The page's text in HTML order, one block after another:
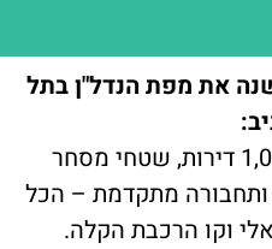
את מפת הנדל"ן בתל
שכונה בוטיקית עם 1,097 דירות, שטחי מסחר
ותחבורה מתקדמת – הכל
וקו הרכבת הקלה.